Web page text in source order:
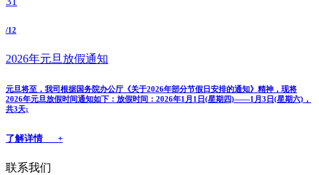
/12
2026年元旦放假通知
元旦将至，我司根据国务院办公厅《关于2026年部分节假日安排的通知》精神，现将
2026年元旦放假时间通知如下：放假时间：2026年1月1日(星期四)——1月3日(星期六)，
共3天;
了解详情 +
联系我们